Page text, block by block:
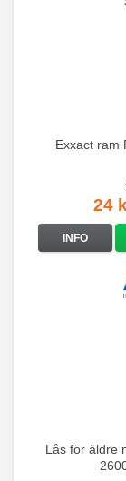
Exxact ram
24
INFO
Lås för äldre